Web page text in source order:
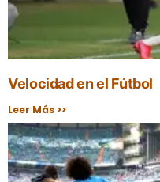
Velocidad en el Fútbol
Leer Más >>